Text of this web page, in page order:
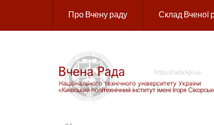
Про Вчену раду Склад Вченої